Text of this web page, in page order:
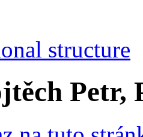
structure
Petr,